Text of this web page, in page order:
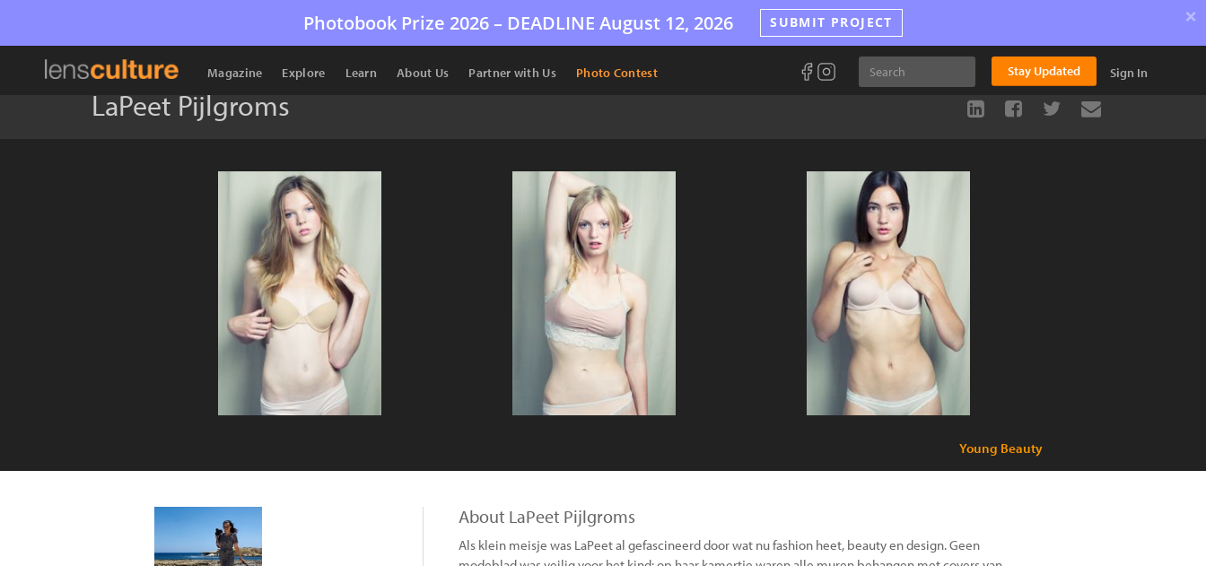
Photobook Prize 2026 – DEADLINE August 12, 2026 SUBMIT PROJECT ×
Magazine Explore Learn About Us Partner with Us Photo Contest Stay Updated Sign In
LaPeet Pijlgroms
Young Beauty
About LaPeet Pijlgroms
Als klein meisje was LaPeet al gefascineerd door wat nu fashion heet, beauty en design. Geen